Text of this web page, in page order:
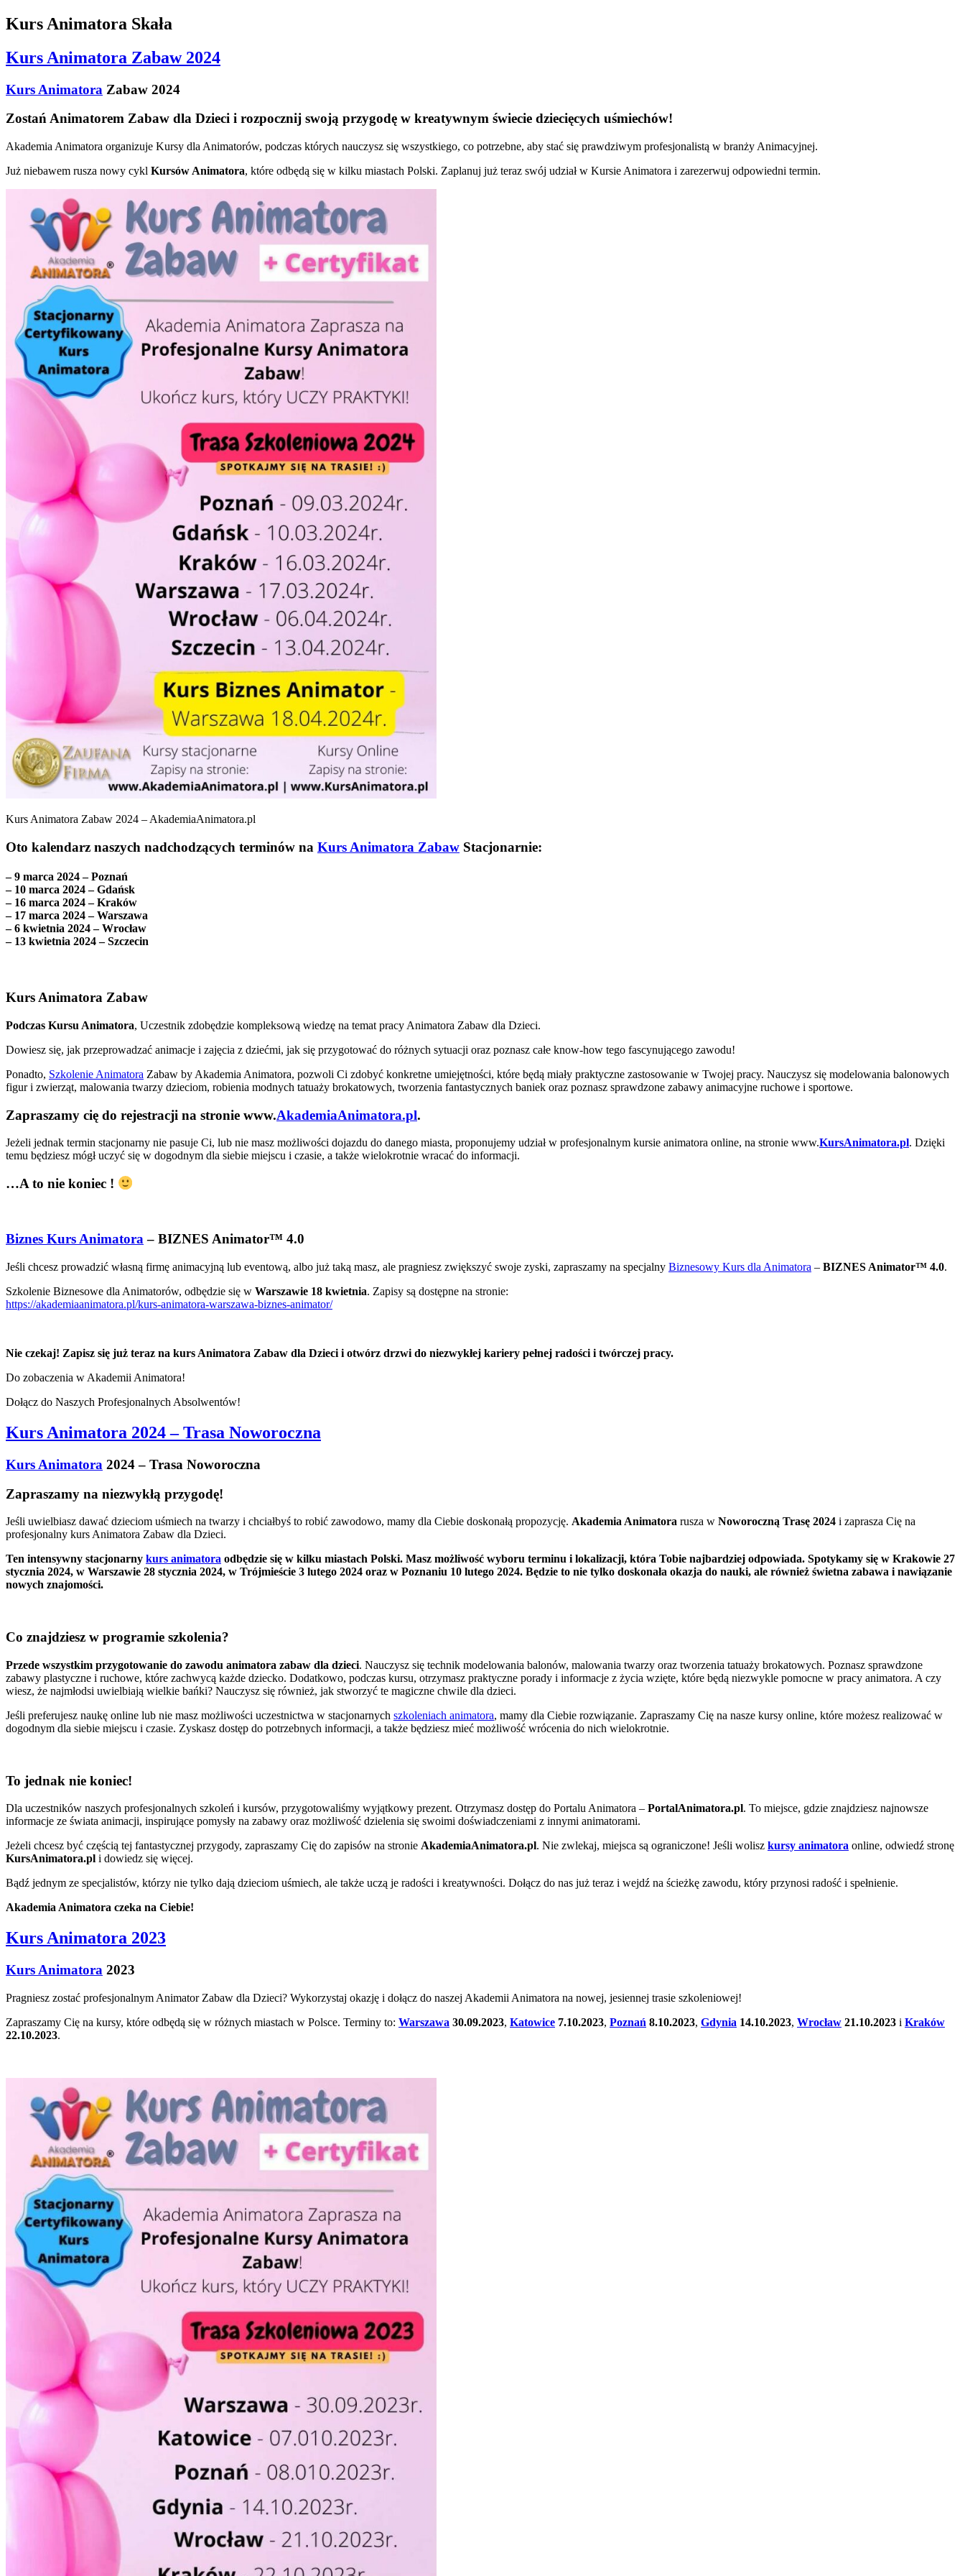
Kurs Animatora Skała
Kurs Animatora Zabaw 2024
Kurs Animatora Zabaw 2024
Zostań Animatorem Zabaw dla Dzieci i rozpocznij swoją przygodę w kreatywnym świecie dziecięcych uśmiechów!
Akademia Animatora organizuje Kursy dla Animatorów, podczas których nauczysz się wszystkiego, co potrzebne, aby stać się prawdziwym profesjonalistą w branży Animacyjnej.
Już niebawem rusza nowy cykl Kursów Animatora, które odbędą się w kilku miastach Polski. Zaplanuj już teraz swój udział w Kursie Animatora i zarezerwuj odpowiedni termin.
Kurs Animatora Zabaw 2024 – AkademiaAnimatora.pl
Oto kalendarz naszych nadchodzących terminów na Kurs Animatora Zabaw Stacjonarnie:
– 9 marca 2024 – Poznań
– 10 marca 2024 – Gdańsk
– 16 marca 2024 – Kraków
– 17 marca 2024 – Warszawa
– 6 kwietnia 2024 – Wrocław
– 13 kwietnia 2024 – Szczecin
Kurs Animatora Zabaw
Podczas Kursu Animatora, Uczestnik zdobędzie kompleksową wiedzę na temat pracy Animatora Zabaw dla Dzieci.
Dowiesz się, jak przeprowadzać animacje i zajęcia z dziećmi, jak się przygotować do różnych sytuacji oraz poznasz całe know-how tego fascynującego zawodu!
Ponadto, Szkolenie Animatora Zabaw by Akademia Animatora, pozwoli Ci zdobyć konkretne umiejętności, które będą miały praktyczne zastosowanie w Twojej pracy. Nauczysz się modelowania balonowych
figur i zwierząt, malowania twarzy dzieciom, robienia modnych tatuaży brokatowych, tworzenia fantastycznych baniek oraz poznasz sprawdzone zabawy animacyjne ruchowe i sportowe.
Zapraszamy cię do rejestracji na stronie www.AkademiaAnimatora.pl.
Jeżeli jednak termin stacjonarny nie pasuje Ci, lub nie masz możliwości dojazdu do danego miasta, proponujemy udział w profesjonalnym kursie animatora online, na stronie www.KursAnimatora.pl. Dzięki
temu będziesz mógł uczyć się w dogodnym dla siebie miejscu i czasie, a także wielokrotnie wracać do informacji.
…A to nie koniec !
Biznes Kurs Animatora– BIZNES Animator™ 4.0
Jeśli chcesz prowadzić własną firmę animacyjną lub eventową, albo już taką masz, ale pragniesz zwiększyć swoje zyski, zapraszamy na specjalny Biznesowy Kurs dla Animatora – BIZNES Animator™ 4.0.
Szkolenie Biznesowe dla Animatorów, odbędzie się w Warszawie 18 kwietnia. Zapisy są dostępne na stronie:
https://akademiaanimatora.pl/kurs-animatora-warszawa-biznes-animator/
Nie czekaj! Zapisz się już teraz na kurs Animatora Zabaw dla Dzieci i otwórz drzwi do niezwykłej kariery pełnej radości i twórczej pracy.
Do zobaczenia w Akademii Animatora!
Dołącz do Naszych Profesjonalnych Absolwentów!
Kurs Animatora 2024 – Trasa Noworoczna
Kurs Animatora 2024 – Trasa Noworoczna
Zapraszamy na niezwykłą przygodę!
Jeśli uwielbiasz dawać dzieciom uśmiech na twarzy i chciałbyś to robić zawodowo, mamy dla Ciebie doskonałą propozycję. Akademia Animatora rusza w Noworoczną Trasę 2024 i zaprasza Cię na
profesjonalny kurs Animatora Zabaw dla Dzieci.
Ten intensywny stacjonarny kurs animatora odbędzie się w kilku miastach Polski. Masz możliwość wyboru terminu i lokalizacji, która Tobie najbardziej odpowiada. Spotykamy się w Krakowie 27
stycznia 2024, w Warszawie 28 stycznia 2024, w Trójmieście 3 lutego 2024 oraz w Poznaniu 10 lutego 2024. Będzie to nie tylko doskonała okazja do nauki, ale również świetna zabawa i nawiązanie
nowych znajomości.
Co znajdziesz w programie szkolenia?
Przede wszystkim przygotowanie do zawodu animatora zabaw dla dzieci. Nauczysz się technik modelowania balonów, malowania twarzy oraz tworzenia tatuaży brokatowych. Poznasz sprawdzone
zabawy plastyczne i ruchowe, które zachwycą każde dziecko. Dodatkowo, podczas kursu, otrzymasz praktyczne porady i informacje z życia wzięte, które będą niezwykle pomocne w pracy animatora. A czy
wiesz, że najmłodsi uwielbiają wielkie bańki? Nauczysz się również, jak stworzyć te magiczne chwile dla dzieci.
Jeśli preferujesz naukę online lub nie masz możliwości uczestnictwa w stacjonarnych szkoleniach animatora, mamy dla Ciebie rozwiązanie. Zapraszamy Cię na nasze kursy online, które możesz realizować w
dogodnym dla siebie miejscu i czasie. Zyskasz dostęp do potrzebnych informacji, a także będziesz mieć możliwość wrócenia do nich wielokrotnie.
To jednak nie koniec!
Dla uczestników naszych profesjonalnych szkoleń i kursów, przygotowaliśmy wyjątkowy prezent. Otrzymasz dostęp do Portalu Animatora – PortalAnimatora.pl. To miejsce, gdzie znajdziesz najnowsze
informacje ze świata animacji, inspirujące pomysły na zabawy oraz możliwość dzielenia się swoimi doświadczeniami z innymi animatorami.
Jeżeli chcesz być częścią tej fantastycznej przygody, zapraszamy Cię do zapisów na stronie AkademiaAnimatora.pl. Nie zwlekaj, miejsca są ograniczone! Jeśli wolisz kursy animatora online, odwiedź stronę
KursAnimatora.pl i dowiedz się więcej.
Bądź jednym ze specjalistów, którzy nie tylko dają dzieciom uśmiech, ale także uczą je radości i kreatywności. Dołącz do nas już teraz i wejdź na ścieżkę zawodu, który przynosi radość i spełnienie.
Akademia Animatora czeka na Ciebie!
Kurs Animatora 2023
Kurs Animatora 2023
Pragniesz zostać profesjonalnym Animator Zabaw dla Dzieci? Wykorzystaj okazję i dołącz do naszej Akademii Animatora na nowej, jesiennej trasie szkoleniowej!
Zapraszamy Cię na kursy, które odbędą się w różnych miastach w Polsce. Terminy to: Warszawa 30.09.2023, Katowice 7.10.2023, Poznań 8.10.2023, Gdynia 14.10.2023, Wrocław 21.10.2023 i Kraków
22.10.2023.